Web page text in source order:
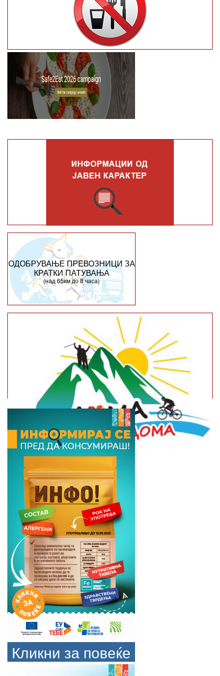
ОДОБРУВАЊЕ ПРЕВОЗНИЦИ ЗА
КРАТКИ ПАТУВАЊА
(над 65км до 8 часа)
Кликни за повеќе